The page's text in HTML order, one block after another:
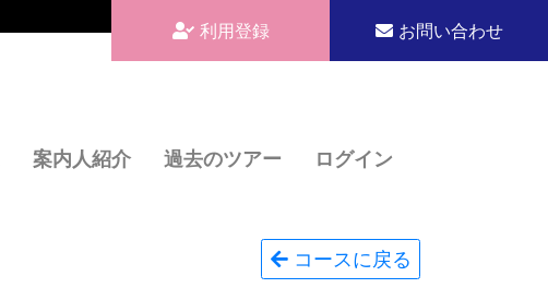
利用登録 お問い合わせ
案内人紹介 過去のツアー ログイン
コースに戻る